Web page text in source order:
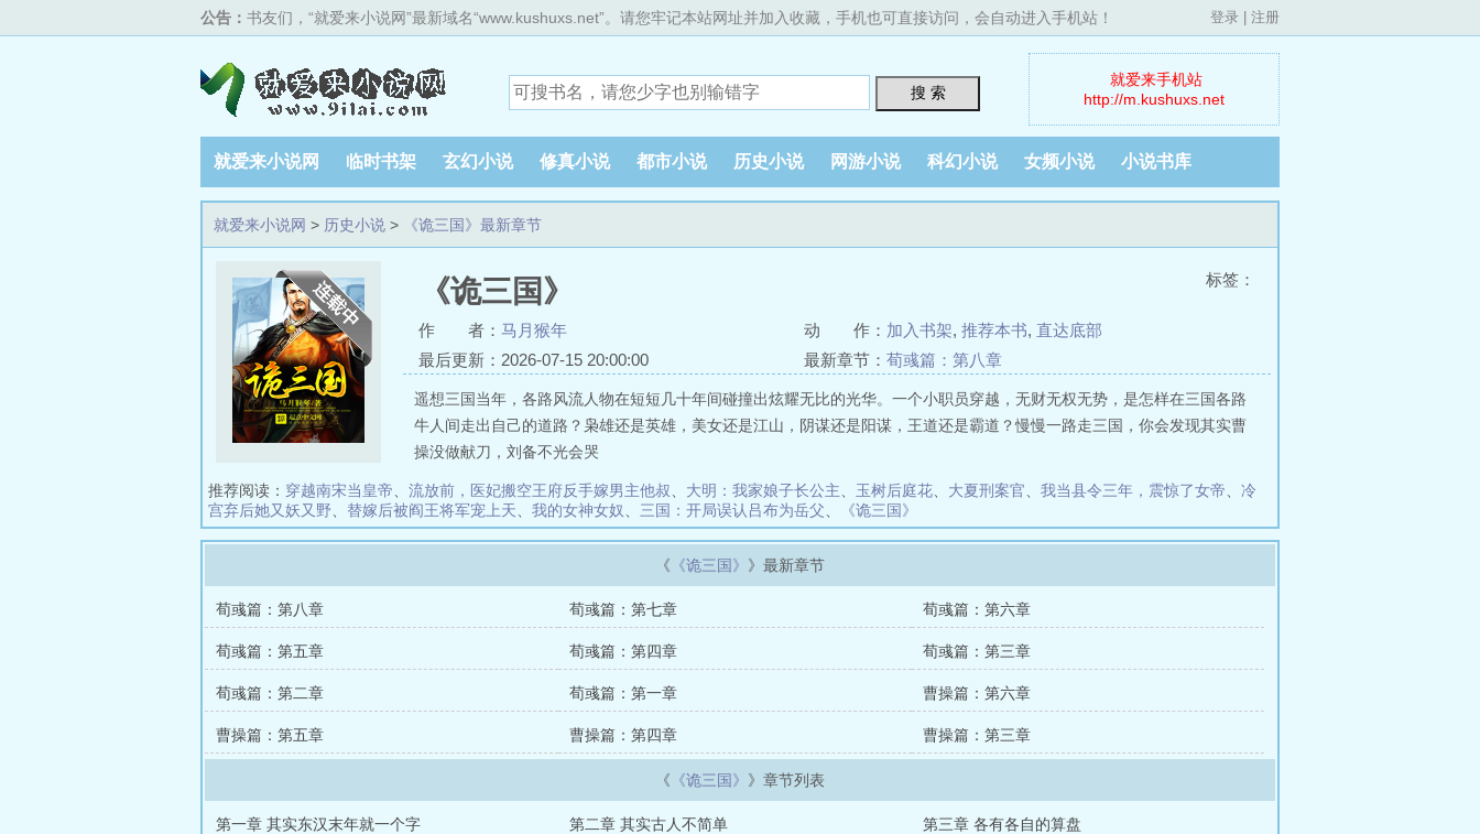
公告： 书友们，“就爱来小说网”最新域名“www.kushuxs.net”。请您牢记本站网址并加入收藏，手机也可直接访问，会自动进入手机站！ 登录 注册
搜 索
就爱来手机站
http://m.kushuxs.net
就爱来小说网 临时书架 玄幻小说 修真小说 都市小说 历史小说 网游小说 科幻小说 女频小说 小说书库
就爱来小说网 > 历史小说 > 《诡三国》最新章节
《诡三国》 标签：
作 者： 马月猴年 动 作： 加入书架, 推荐本书, 直达底部
最后更新：2026-07-15 20:00:00
最新章节： 荀彧篇：第八章
遥想三国当年，各路风流人物在短短几十年间碰撞出炫耀无比的光华。一个小职员穿越，无财无权无势，是怎样在三国各路
牛人间走出自己的道路？枭雄还是英雄，美女还是江山，阴谋还是阳谋，王道还是霸道？慢慢一路走三国，你会发现其实曹
操没做献刀，刘备不光会哭
推荐阅读： 穿越南宋当皇帝 流放前，医妃搬空王府反手嫁男主他叔 大明：我家娘子长公主 玉树后庭花 大夏刑案官 我当县令三年，震惊了女帝
冷
宫弃后她又妖又野
替嫁后被阎王将军宠上天 我的女神女奴 三国：开局误认吕布为岳父 《诡三国》
《 《诡三国》 》最新章节
荀彧篇：第八章 荀彧篇：第七章 荀彧篇：第六章
荀彧篇：第五章 荀彧篇：第四章 荀彧篇：第三章
荀彧篇：第二章 荀彧篇：第一章 曹操篇：第六章
曹操篇：第五章 曹操篇：第四章 曹操篇：第三章
《 《诡三国》 》章节列表
第一章 其实东汉末年就一个字 第二章 其实古人不简单 第三章 各有各自的算盘